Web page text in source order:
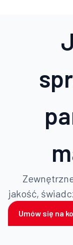
jakość,
Umów się na